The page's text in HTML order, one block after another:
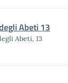
Abeti 13
Abeti, 13